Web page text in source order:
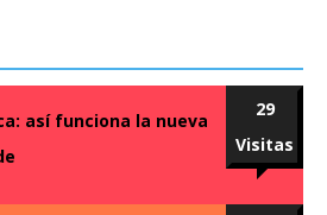
así funciona la nueva
29
Visitas